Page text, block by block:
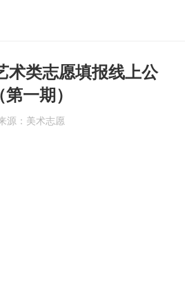
术类志愿填报线上公
一期）
源：美术志愿